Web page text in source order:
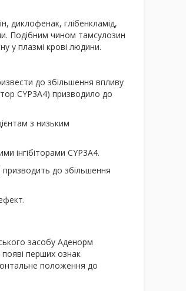
диклофенак, глібенкламід,
Подібним чином тамсулозин
у плазмі крові людини.
до збільшення впливу
CYP3A4) призводило до
з низьким
інгібіторами CYP3A4.
призводить до збільшення
засобу Аденорм
перших ознак
положення до